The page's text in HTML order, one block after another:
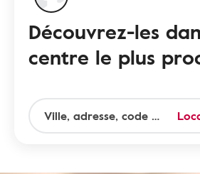
Découvrez-les
centre le plus